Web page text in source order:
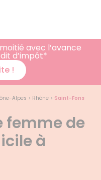
avec l’avance
d’impôt*
!
Alpes > Rhône > Saint-Fons
femme de
à